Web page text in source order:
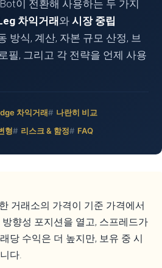
이 전환해 사용하는 두 가지
차익거래 와 시장 중립
방식, 계산, 자본 규모 산정, 브
필, 그리고 각 전략을 언제 사용
차익거래
나란히 비교
형 리스크 & 함정 FAQ
거래소의 가격이 기준 가격에서
향성 포지션을 열고, 스프레드가
당 수익은 더 높지만, 보유 중 시
다.